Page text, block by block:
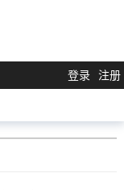
登录 注册